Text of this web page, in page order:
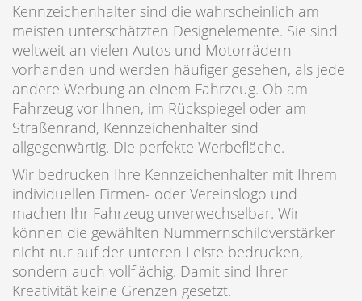
Kennzeichenhalter sind die wahrscheinlich am
meisten unterschätzten Designelemente. Sie sind
weltweit an vielen Autos und Motorrädern
vorhanden und werden häufiger gesehen, als jede
andere Werbung an einem Fahrzeug. Ob am
Fahrzeug vor Ihnen, im Rückspiegel oder am
Straßenrand, Kennzeichenhalter sind
allgegenwärtig. Die perfekte Werbefläche.
Wir bedrucken Ihre Kennzeichenhalter mit Ihrem
individuellen Firmen- oder Vereinslogo und
machen Ihr Fahrzeug unverwechselbar. Wir
können die gewählten Nummernschildverstärker
nicht nur auf der unteren Leiste bedrucken,
sondern auch vollflächig. Damit sind Ihrer
Kreativität keine Grenzen gesetzt.